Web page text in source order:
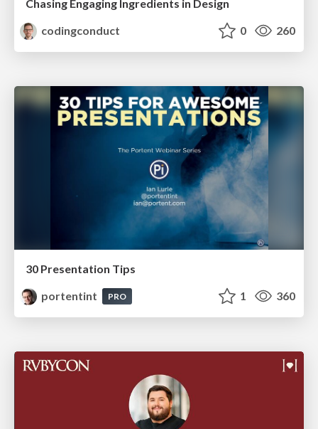
Chasing Engaging Ingredients in Design
codingconduct
0 260
30 Presentation Tips
portentint
PRO 1 360